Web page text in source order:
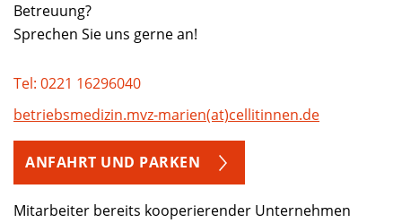
Betreuung?
Sprechen Sie uns gerne an!
Tel: 0221 16296040
betriebsmedizin.mvz-marien(at)cellitinnen.de
ANFAHRT UND PARKEN
Mitarbeiter bereits kooperierender Unternehmen